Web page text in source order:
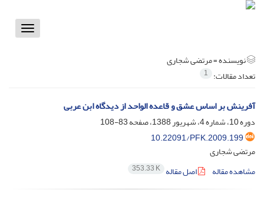
Toggle
نویسنده =مرتضی شجاری
تعداد مقالات: 1
آفرینش بر اساس عشق و قاعده الواحد از دیدگاه ابن عربی
دوره 10، شماره 4، شهریور 1388، صفحه
83-108
10.22091/PFK.2009.199
مرتضی شجاری
مشاهده مقاله
اصل مقاله 353.33 K